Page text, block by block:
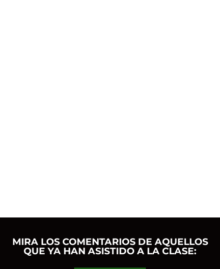
MIRA LOS COMENTARIOS DE AQUELLOS
QUE YA HAN ASISTIDO A LA CLASE: